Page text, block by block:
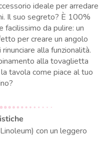
ideale per arredare
Il suo segreto? È 100%
facilissimo da pulire: un
per creare un angolo
alla funzionalità.
alla tovaglietta
tavola come piace al tuo
con un leggero